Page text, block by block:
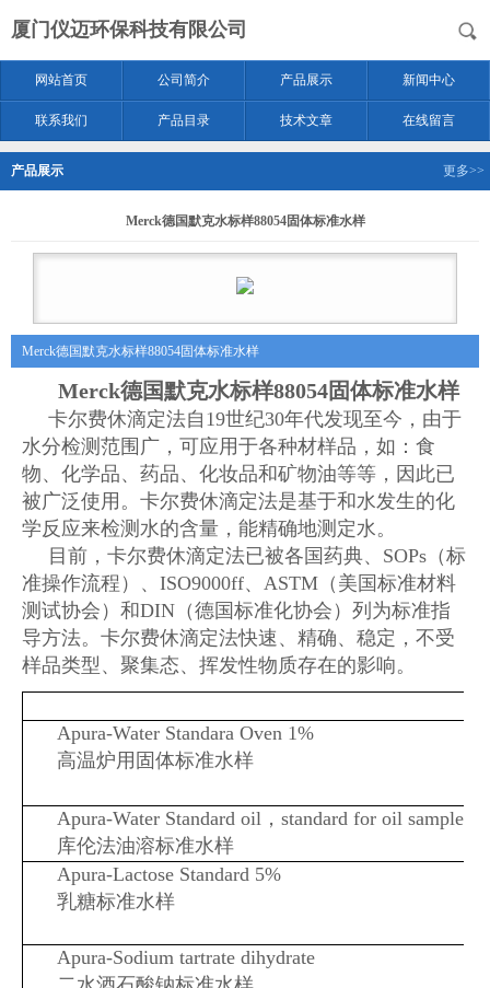
厦门仪迈环保科技有限公司
网站首页 公司简介 产品展示 新闻中心
联系我们 产品目录 技术文章 在线留言
产品展示 更多>>
Merck德国默克水标样88054固体标准水样
Merck德国默克水标样88054固体标准水样
Merck德国默克水标样88054固体标准水样
卡尔费休滴定法自19世纪30年代发现至今，由于
水分检测范围广，可应用于各种材样品，如：食
物、化学品、药品、化妆品和矿物油等等，因此已
被广泛使用。卡尔费休滴定法是基于和水发生的化
学反应来检测水的含量，能精确地测定水。
目前，卡尔费休滴定法已被各国药典、SOPs（标
准操作流程）、ISO9000ff、ASTM（美国标准材料
测试协会）和DIN（德国标准化协会）列为标准指
导方法。卡尔费休滴定法快速、精确、稳定，不受
样品类型、聚集态、挥发性物质存在的影响。
Apura-Water Standara Oven 1%
高温炉用固体标准水样
Apura-Water Standard oil，standard for oil samples
库伦法油溶标准水样
Apura-Lactose Standard 5%
乳糖标准水样
Apura-Sodium tartrate dihydrate